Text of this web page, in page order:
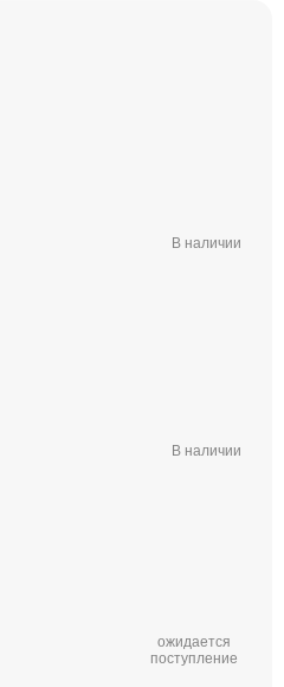
В наличии
В наличии
ожидается
поступление